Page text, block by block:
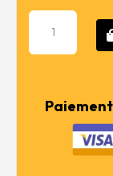
quantité
U.S.
WLA